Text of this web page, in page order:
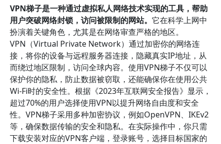
VPN梯子是一种通过虚拟私人网络技术实现的工具，帮助
用户突破网络封锁，访问被限制的网站。 它在科学上网中
扮演着关键角色，尤其是在网络审查严格的地区。
VPN（Virtual Private Network）通过加密你的网络连
接，将你的设备与远程服务器连接，隐藏真实IP地址，从
而绕过地区限制，访问全球内容。使用VPN梯子不仅可以
保护你的隐私，防止数据被窃取，还能确保你在使用公共
Wi-Fi时的安全性。根据《2023年互联网安全报告》显示，
超过70%的用户选择使用VPN以提升网络自由度和安全
性。VPN梯子采用多种加密协议，例如OpenVPN、IKEv2
等，确保数据传输的安全和隐私。在实际操作中，你只需
下载安装对应的VPN客户端，登录账号，选择目标国家的